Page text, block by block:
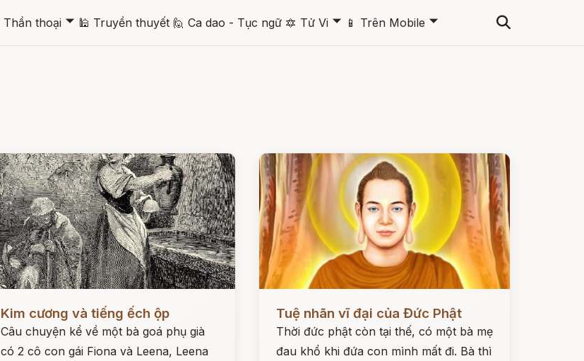
Thần thoại 🞃 🕌 Truyền thuyết 🙋 Ca dao - Tục ngữ 🔯 Tử Vi 🞃 📱 Trên Mobile 🞃
Kim cương và tiếng ếch ộp
Câu chuyện kể về một bà goá phụ già
có 2 cô con gái Fiona và Leena, Leena
Tuệ nhãn vĩ đại của Đức Phật
Thời đức phật còn tại thế, có một bà mẹ
đau khổ khi đứa con mình mất đi. Bà thì